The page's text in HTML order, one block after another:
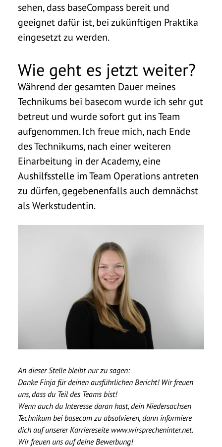
sehen, dass baseCompass bereit und
geeignet dafür ist, bei zukünftigen Praktika
eingesetzt zu werden.
Wie geht es jetzt weiter?
Während der gesamten Dauer meines
Technikums bei basecom wurde ich sehr gut
betreut und wurde sofort gut ins Team
aufgenommen. Ich freue mich, nach Ende
des Technikums, nach einer weiteren
Einarbeitung in der Academy, eine
Aushilfsstelle im Team Operations antreten
zu dürfen, gegebenenfalls auch demnächst
als Werkstudentin.
An dieser Stelle bleibt nur zu sagen:
Danke Finja für deinen ausführlichen Bericht! Wir freuen
uns, dass du Teil des Teams bist!
Wenn auch du Interesse daran hast, dein Niedersachsen
Technikum bei basecom zu absolvieren, dann informiere
dich auf unserer Karriereseite www.wirsprecheninter.net.
Wir freuen uns auf deine Bewerbung!